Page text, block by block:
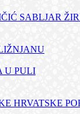
SABLJAR
U PULI
HRVATSKE